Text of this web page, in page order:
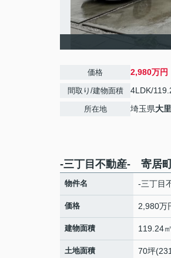
価格 2,980万円
間取り/建物面積 4LDK/
所在地 埼玉県大
‐三丁目不動産- 寄居
物件名 ‐三丁目
価格 2,980万
建物面積 119.24㎡
土地面積 70坪